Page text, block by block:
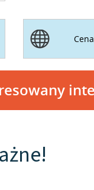
Cena